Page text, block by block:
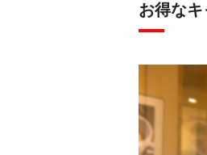
お得な